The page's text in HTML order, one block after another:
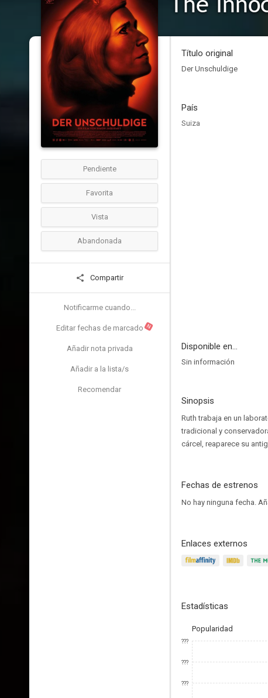
Pendiente
Favorita
Vista
Abandonada
Compartir
Notificarme cuando...
Editar fechas de marcado N
Añadir nota privada
Añadir a la lista/s
Recomendar
Título original
Der Unschuldige
País
Suiza
Disponible en...
Sin información
Sinopsis
Ruth trabaja en un
tradicional y
cárcel, reaparece su
Fechas de estrenos
No hay ninguna fecha.
Enlaces externos
Estadísticas
Popularidad
???
???
???